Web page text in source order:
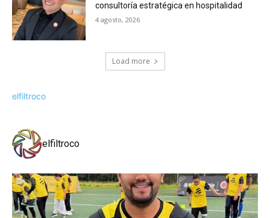
consultoría estratégica en hospitalidad
4 agosto, 2026
Load more
elfiltroco
elfiltroco